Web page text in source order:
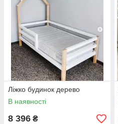
Ліжко будинок дерево
В наявності
8 396 ₴